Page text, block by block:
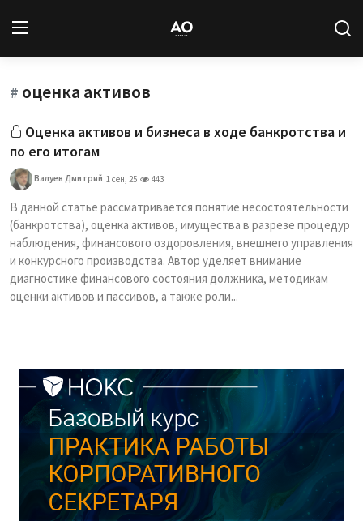
Вход
Новости
Статьи
Авторы
Архив
База знаний
# оценка активов
Оценка активов и бизнеса в ходе банкротства и
по его итогам
Валуев Дмитрий 1 сен, 25 443
В данной статье рассматривается понятие несостоятельности
(банкротства), оценка активов, имущества в разрезе процедур
наблюдения, финансового оздоровления, внешнего управления
и конкурсного производства. Автор уделяет внимание
диагностике финансового состояния должника, методикам
оценки активов и пассивов, а также роли...